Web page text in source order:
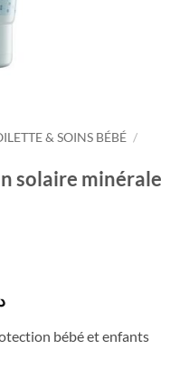
& SOINS BÉBÉ /
solaire minérale
Le
actuelbébé et enfants